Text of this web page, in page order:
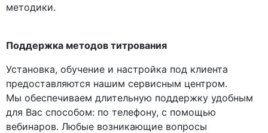
методики.
Поддержка методов титрования
Установка, обучение и настройка под клиента
предоставляются нашим сервисным центром.
Мы обеспечиваем длительную поддержку удобным
для Вас способом: по телефону, с помощью
вебинаров. Любые возникающие вопросы